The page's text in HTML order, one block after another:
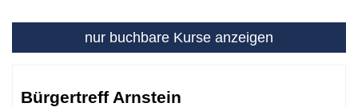
nur buchbare Kurse anzeigen
Tabellenüberschriften
Bürgertreff Arnstein